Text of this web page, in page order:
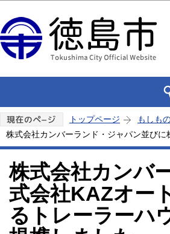
トップページ もしも
株式会社カンバーランド・ジャパン並び
株式会社カンバ
式会社KAZオー
るトレーラーハ